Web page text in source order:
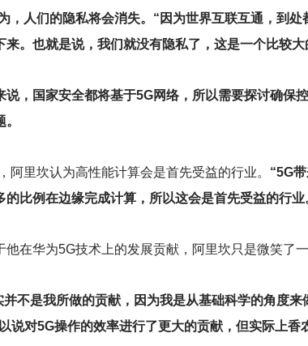
，人们的隐私将会消失。“因为世界互联互通，到
来。也就是说，我们就没有隐私了，这是一个比较大
说，国家安全都将基于5G网络，所以需要探讨确保
阿里坎认为高性能计算会是首先受益的行业。 “5G
的比例在边缘完成计算，所以这会是首先受益的行业
他在华为5G技术上的发展贡献，阿里坎只是微笑了
并不是我所做的贡献，因为我是从基础科学的角度
说对5G操作的效率进行了更大的贡献，但实际上